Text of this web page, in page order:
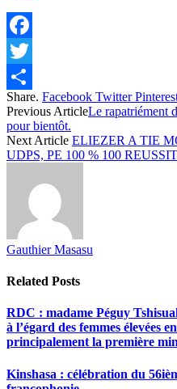
Facebook
Twitter
Share
Share. Facebook Twitter
Previous ArticleLe rapatriément
pour bientôt.
Next Article ELIEZER A TIE
UDPS, PE 100 % 100
Gauthier Masasu
Related Posts
RDC : madame Péguy
à l’égard des femmes élevées
principalement la première
Kinshasa : célébration du